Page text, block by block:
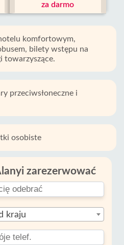
za darmo
komfortowym,
bilety wstępu na
towarzyszące.
przeciwsłoneczne i
osobiste
zarezerwować
kraju